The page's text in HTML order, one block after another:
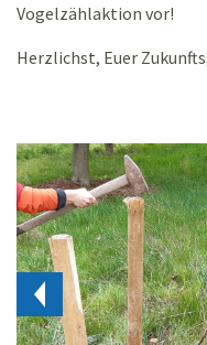
Vogelzählaktion vor!
Herzlichst, Euer